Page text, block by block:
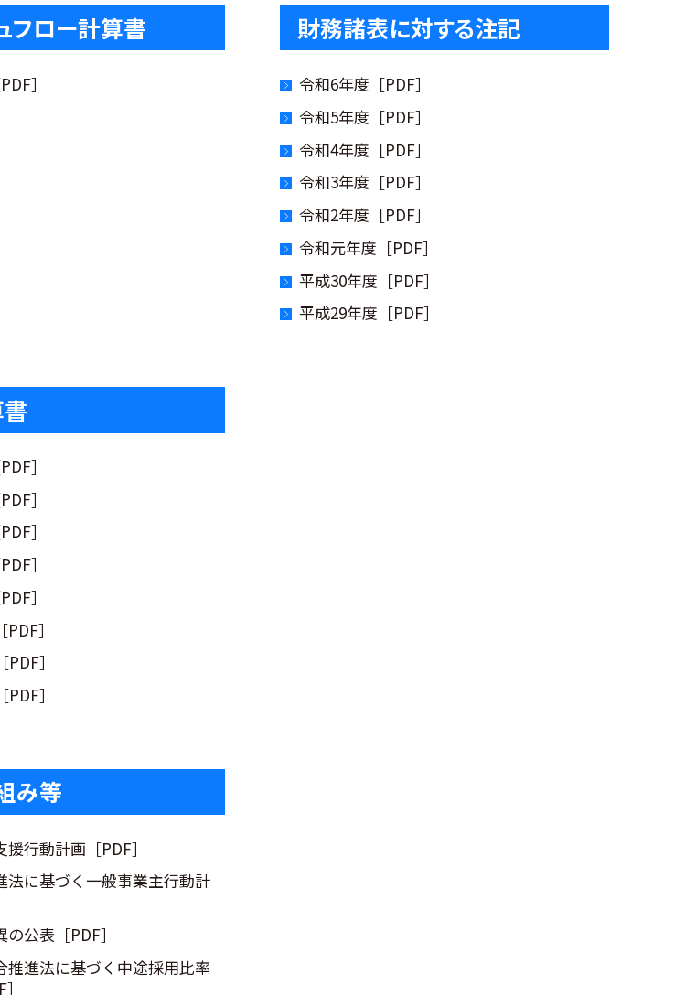
フロー計算書
］
財務諸表に対する注記
令和6年度［PDF］
令和5年度［PDF］
令和4年度［PDF］
令和3年度［PDF］
令和2年度［PDF］
令和元年度［PDF］
平成30年度［PDF］
平成29年度［PDF］
］
］
］
］
］
］
］
］
み等
行動計画［PDF］
法に基づく一般事業主行動計
公表［PDF］
推進法に基づく中途採用比率